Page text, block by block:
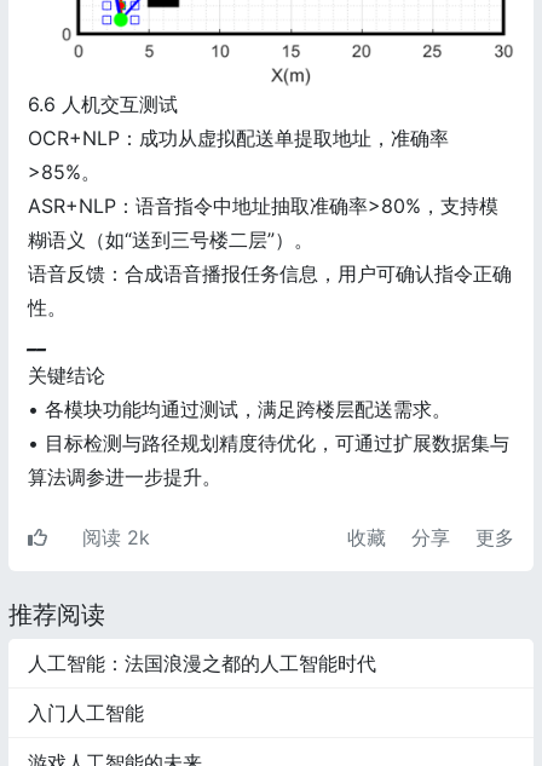
6.6 人机交互测试
OCR+NLP：成功从虚拟配送单提取地址，准确率
>85%。
ASR+NLP：语音指令中地址抽取准确率>80%，支持模
糊语义（如“送到三号楼二层”）。
语音反馈：合成语音播报任务信息，用户可确认指令正确
性。
关键结论
• 各模块功能均通过测试，满足跨楼层配送需求。
• 目标检测与路径规划精度待优化，可通过扩展数据集与
算法调参进一步提升。
阅读 2k 收藏 分享 更多
推荐阅读
人工智能：法国浪漫之都的人工智能时代
入门人工智能